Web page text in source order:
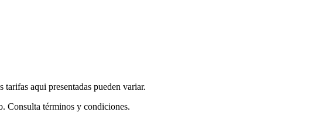
aqui presentadas pueden variar.
Consulta términos y condiciones.